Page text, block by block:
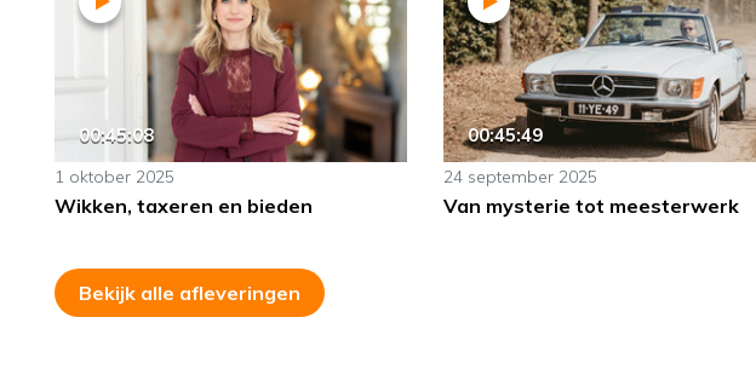
00:45:08
1 oktober 2025
Wikken, taxeren en bieden
00:45:49
24 september 2025
Van mysterie tot meesterwerk
Bekijk alle afleveringen